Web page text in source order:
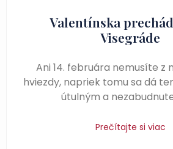
Valentínska
Visegráde
Ani 14. februára nemusíte z
hviezdy, napriek tomu sa dá
útulným a
Prečítajte si viac